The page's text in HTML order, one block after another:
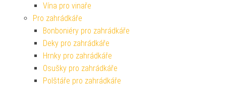
Vína pro vinaře
Pro zahrádkáře
Bonboniéry pro zahrádkáře
Deky pro zahrádkáře
Hrnky pro zahrádkáře
Osušky pro zahrádkáře
Polštáře pro zahrádkáře